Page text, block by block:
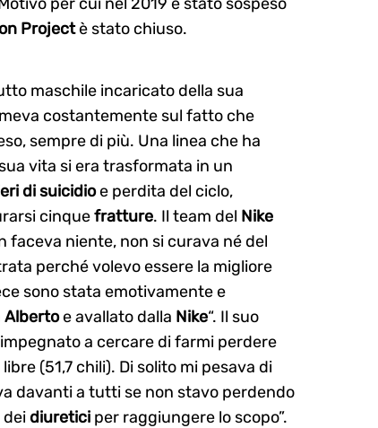
Projectè stato chiuso.
maschile incaricato della sua
costantemente sul fatto che
sempre di più. Una linea che ha
vita si era trasformata in un
di suicidioe perdita del ciclo,
cinquefratture. Il team del Nike
faceva niente, non si curava né del
perché volevo essere la migliore
sono stata emotivamente e
Albertoe avallato dalla Nike“. Il suo
a cercare di farmi perdere
(51,7 chili). Di solito mi pesava di
davanti a tutti se non stavo perdendo
diureticiper raggiungere lo scopo”.